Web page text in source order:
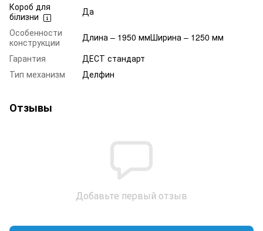
Короб для
білизни
Да
Особенности
конструкции
Длина – 1950 ммШирина – 1250 мм
Гарантия
ДЕСТ стандарт
Тип механизм
Делфин
Отзывы
Добавьте первый отзыв